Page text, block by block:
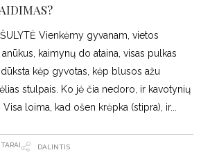
Vienkėmy gyvanam, vietos
kaimynų do ataina, visas pulkas
kėp gyvotas, kėp blusos ažu
stulpais. Ko jė čia nedoro, ir kavotynių
Visa loima, kad ošen krėpka (stipra), ir
DALINTIS